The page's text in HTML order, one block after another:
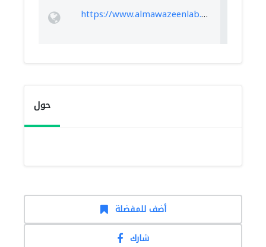
https://www.almawazeenlab.com
حول
أضف للمفضلة
شارك